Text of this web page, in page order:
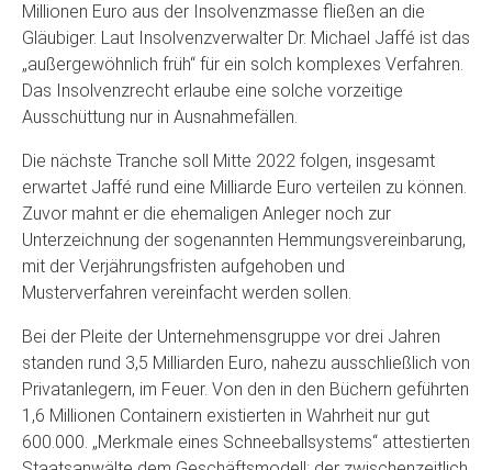
Millionen Euro aus der Insolvenzmasse fließen an die
Gläubiger. Laut Insolvenzverwalter Dr. Michael Jaffé ist das
„außergewöhnlich früh“ für ein solch komplexes Verfahren.
Das Insolvenzrecht erlaube eine solche vorzeitige
Ausschüttung nur in Ausnahmefällen.
Die nächste Tranche soll Mitte 2022 folgen, insgesamt
erwartet Jaffé rund eine Milliarde Euro verteilen zu können.
Zuvor mahnt er die ehemaligen Anleger noch zur
Unterzeichnung der sogenannten Hemmungsvereinbarung,
mit der Verjährungsfristen aufgehoben und
Musterverfahren vereinfacht werden sollen.
Bei der Pleite der Unternehmensgruppe vor drei Jahren
standen rund 3,5 Milliarden Euro, nahezu ausschließlich von
Privatanlegern, im Feuer. Von den in den Büchern geführten
1,6 Millionen Containern existierten in Wahrheit nur gut
600.000. „Merkmale eines Schneeballsystems“ attestierten